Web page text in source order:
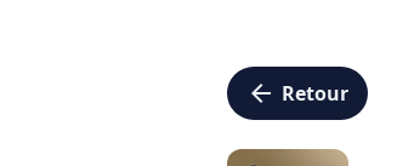
arrow_left Retour